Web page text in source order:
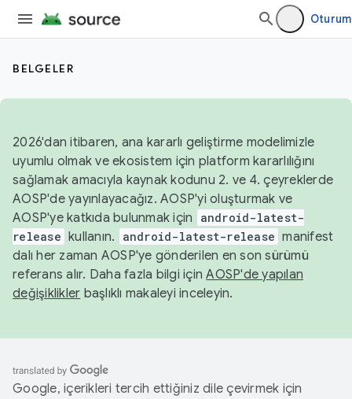
BELGELER
2026'dan itibaren, ana kararlı geliştirme modelimizle
uyumlu olmak ve ekosistem için platform kararlılığını
sağlamak amacıyla kaynak kodunu 2. ve 4. çeyreklerde
AOSP'de yayınlayacağız. AOSP'yi oluşturmak ve
AOSP'ye katkıda bulunmak için
android-latest-
release kullanın. android-latest-release manifest
dalı her zaman AOSP'ye gönderilen en son sürümü
referans alır. Daha fazla bilgi içinAOSP'de yapılan
değişiklikler başlıklı makaleyi inceleyin.
Google, içerikleri tercih ettiğiniz dile çevirmek için